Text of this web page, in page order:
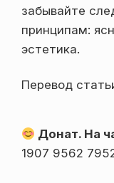
забывайте
принципам:
эстетика.
Перевод
Донат. На
1907 9562